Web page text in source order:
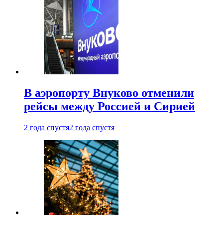
В аэропорту Внуково отменили
рейсы между Россией и Сирией
2 года спустя2 года спустя